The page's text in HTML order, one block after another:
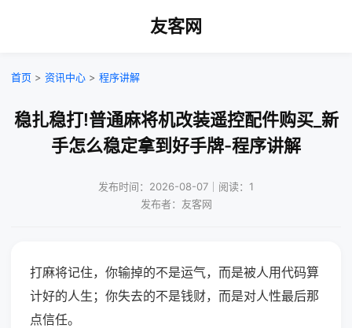
友客网
首页 > 资讯中心 > 程序讲解
稳扎稳打!普通麻将机改装遥控配件购买_新
手怎么稳定拿到好手牌-程序讲解
发布时间：2026-08-07｜阅读：1
发布者：友客网
打麻将记住，你输掉的不是运气，而是被人用代码算
计好的人生；你失去的不是钱财，而是对人性最后那
点信任。